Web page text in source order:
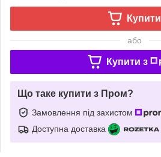
Купити
або
Купити з
Що таке купити з Пром?
Замовлення під захистом
Доступна доставка